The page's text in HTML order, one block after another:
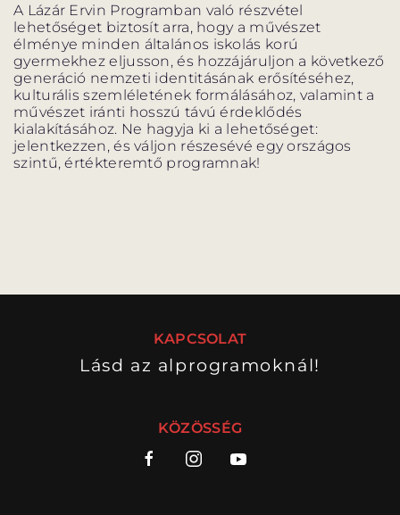
A Lázár Ervin Programban való részvétel
lehetőséget biztosít arra, hogy a művészet
élménye minden általános iskolás korú
gyermekhez eljusson, és hozzájáruljon a következő
generáció nemzeti identitásának erősítéséhez,
kulturális szemléletének formálásához, valamint a
művészet iránti hosszú távú érdeklődés
kialakításához. Ne hagyja ki a lehetőséget:
jelentkezzen, és váljon részesévé egy országos
szintű, értékteremtő programnak!
KAPCSOLAT
Lásd az alprogramoknál!
KÖZÖSSÉG